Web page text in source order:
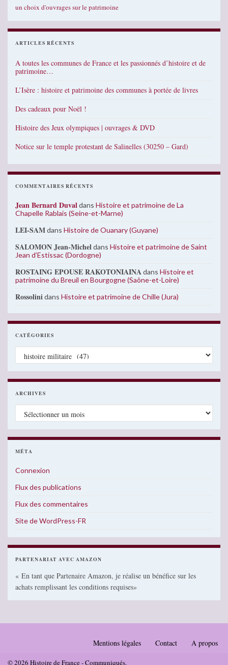
un choix d'ouvrages sur le patrimoine
ARTICLES RÉCENTS
A toutes les communes de France et les passionnés d’histoire et de
patrimoine…
L’Isère : histoire et patrimoine des communes à portée de livres
Des cadeaux pour Noël !
Histoire des Jeux olympiques | ouvrages & DVD
Notice sur le temple protestant de Salinelles (30250 – Gard)
COMMENTAIRES RÉCENTS
Jean Bernard Duvaldans Histoire et patrimoine de La
Chapelle Rablais (Seine-et-Marne)
LEI-SAMdans Histoire de Ouanary (Guyane)
SALOMON Jean-Micheldans Histoire et patrimoine de Saint
Jean d’Estissac (Dordogne)
ROSTAING EPOUSE RAKOTONIAINAdans Histoire et
patrimoine du Breuil en Bourgogne (Saône-et-Loire)
Rossolinidans Histoire et patrimoine de Chille (Jura)
CATÉGORIES
ARCHIVES
MÉTA
Connexion
Flux des publications
Flux des commentaires
Site de WordPress-FR
PARTENARIAT AVEC AMAZON
« En tant que Partenaire Amazon, je réalise un bénéfice sur les
achats remplissant les conditions requises»
Mentions légales Contact A propos
© 2026 Histoire de France - Communiqués.